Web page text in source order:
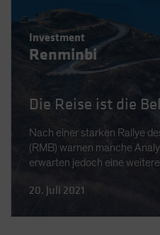
Investment
Renminbi
Die Reise ist die
Nach einer starken Rallye
(RMB) warnen manche
erwarten jedoch eine
20. Juli 2021